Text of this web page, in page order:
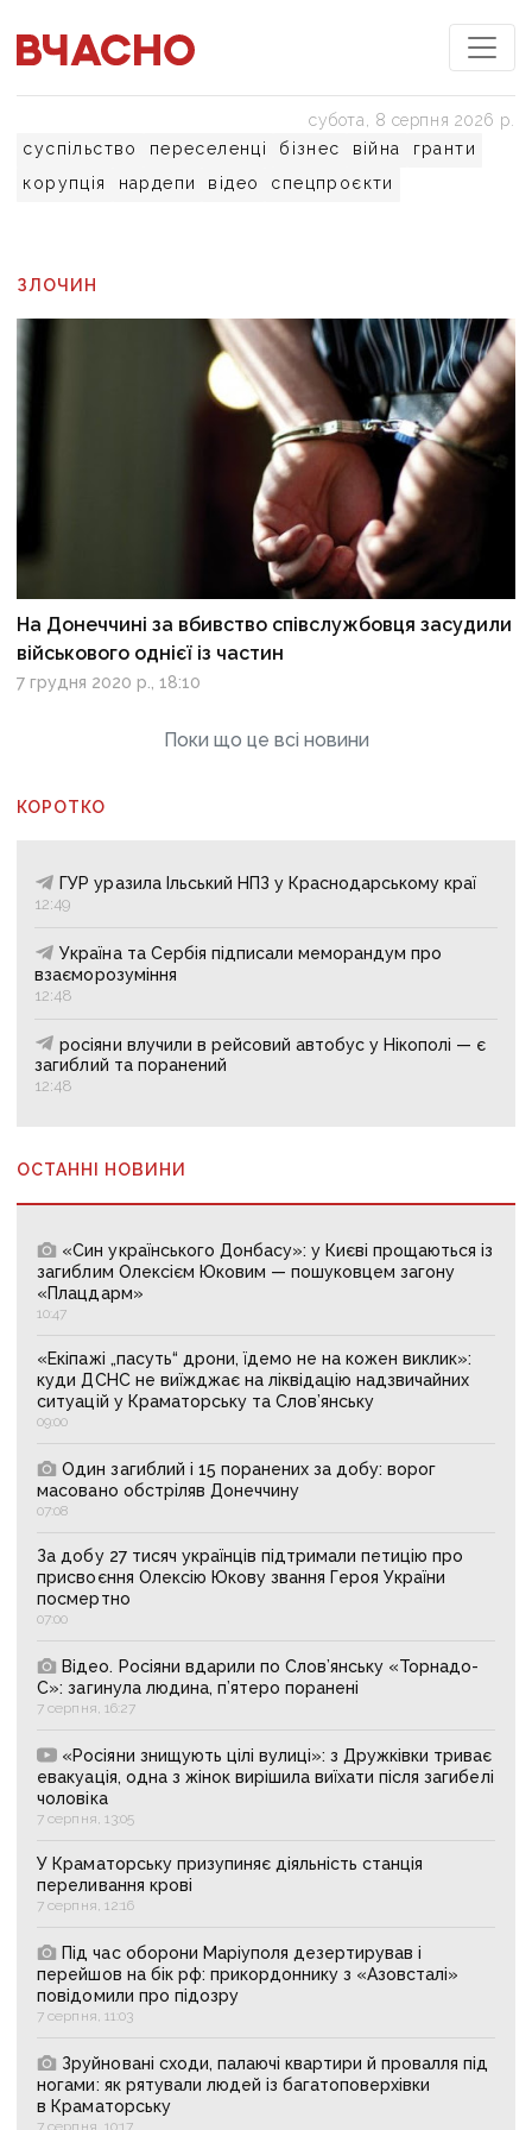
суспільство переселенці бізнес війна
гранти
корупція
нардепи відео спецпроєкти
субота, 8 серпня 2026 р.
ЗЛОЧИН
На Донеччині за вбивство співслужбовця засудили
військового однієї із частин
7 грудня 2020 р., 18:10
Поки що це всі новини
КОРОТКО
ГУР уразила Ільський НПЗ у Краснодарському краї
12:49
Україна та Сербія підписали меморандум про
взаєморозуміння
12:48
росіяни влучили в рейсовий автобус у Нікополі — є
загиблий та поранений
12:48
ОСТАННІ НОВИНИ
«Син українського Донбасу»: у Києві прощаються із
загиблим Олексієм Юковим — пошуковцем загону
«Плацдарм»
10:47
«Екіпажі „пасуть“ дрони, їдемо не на кожен виклик»:
куди ДСНС не виїжджає на ліквідацію надзвичайних
ситуацій у Краматорську та Слов’янську
09:00
Один загиблий і 15 поранених за добу: ворог
масовано обстріляв Донеччину
07:08
За добу 27 тисяч українців підтримали петицію про
присвоєння Олексію Юкову звання Героя України
посмертно
07:00
Відео. Росіяни вдарили по Слов’янську «Торнадо-
С»: загинула людина, п’ятеро поранені
7 серпня, 16:27
«Росіяни знищують цілі вулиці»: з Дружківки триває
евакуація, одна з жінок вирішила виїхати після загибелі
чоловіка
7 серпня, 13:05
У Краматорську призупиняє діяльність станція
переливання крові
7 серпня, 12:16
Під час оборони Маріуполя дезертирував і
перейшов на бік рф: прикордоннику з «Азовсталі»
повідомили про підозру
7 серпня, 11:03
Зруйновані сходи, палаючі квартири й провалля під
ногами: як рятували людей із багатоповерхівки
в Краматорську
7 серпня, 10:17